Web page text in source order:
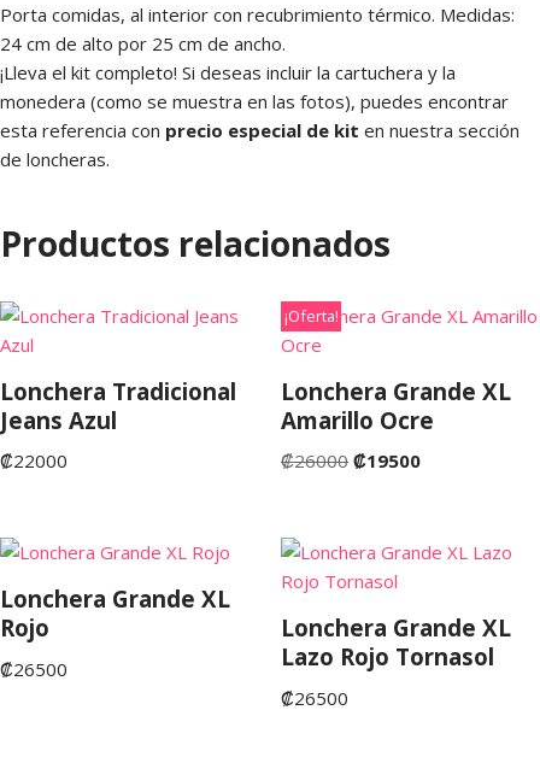
Porta comidas, al interior con recubrimiento térmico. Medidas:
24 cm de alto por 25 cm de ancho.
¡Lleva el kit completo! Si deseas incluir la cartuchera y la
monedera (como se muestra en las fotos), puedes encontrar
esta referencia con precio especial de kit en nuestra sección
de loncheras.
Productos relacionados
Lonchera Tradicional
Jeans Azul
₡22000
¡Oferta!
Lonchera Grande XL
Amarillo Ocre
₡26000 ₡19500
Lonchera Grande XL
Rojo
₡26500
Lonchera Grande XL
Lazo Rojo Tornasol
₡26500